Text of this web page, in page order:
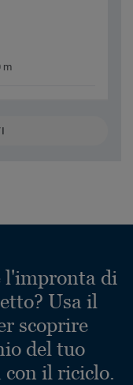
m
l'impronta di
Usa il
scoprire
del tuo
con il riciclo.